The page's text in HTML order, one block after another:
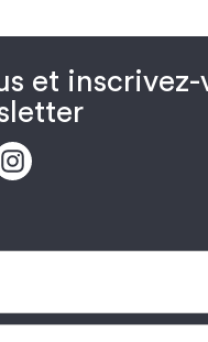
et inscrivez-